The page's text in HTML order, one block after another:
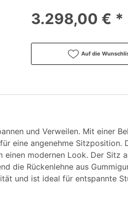
3.298,00 € *
Auf die
und Verweilen. Mit einer
eine angenehme Sitzposition.
modernen Look. Der Sitz
die Rückenlehne aus
und ist ideal für entspannte